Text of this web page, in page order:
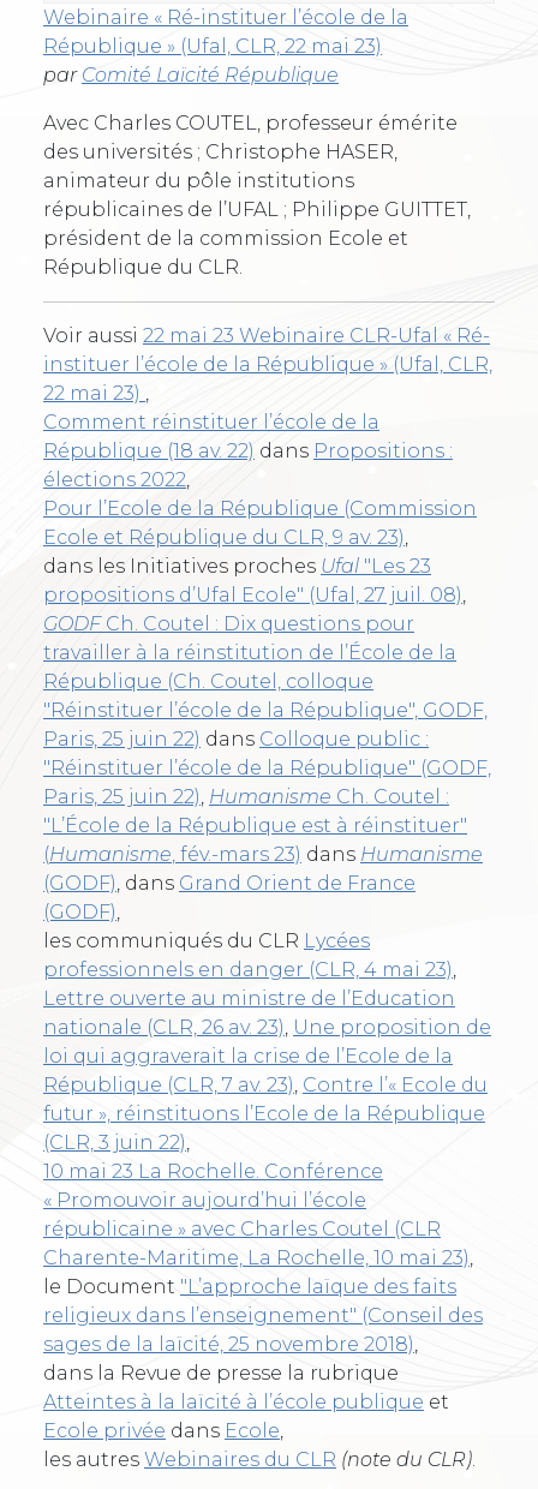
Webinaire « Ré-instituer l’école de la
République » (Ufal, CLR, 22 mai 23)
par Comité Laïcité République
Avec Charles COUTEL, professeur émérite
des universités ; Christophe HASER,
animateur du pôle institutions
républicaines de l’UFAL ; Philippe GUITTET,
président de la commission Ecole et
République du CLR.
Voir aussi 22 mai 23 Webinaire CLR-Ufal « Ré-
instituer l’école de la République » (Ufal, CLR,
22 mai 23) ,
Comment réinstituer l’école de la
République (18 av. 22) dans Propositions :
élections 2022,
Pour l’Ecole de la République (Commission
Ecole et République du CLR, 9 av. 23),
dans les Initiatives proches Ufal "Les 23
propositions d’Ufal Ecole" (Ufal, 27 juil. 08),
GODFCh. Coutel : Dix questions pour
travailler à la réinstitution de l’École de la
République (Ch. Coutel, colloque
"Réinstituer l’école de la République", GODF,
Paris, 25 juin 22) dans Colloque public :
"Réinstituer l’école de la République" (GODF,
Paris, 25 juin 22), Humanisme Ch. Coutel :
"L’École de la République est à réinstituer"
(Humanisme, fév.-mars 23) dans Humanisme
(GODF), dans Grand Orient de France
(GODF),
les communiqués du CLR Lycées
professionnels en danger (CLR, 4 mai 23),
Lettre ouverte au ministre de l’Education
nationale (CLR, 26 av. 23), Une proposition de
loi qui aggraverait la crise de l’Ecole de la
République (CLR, 7 av. 23), Contre l’« Ecole du
futur », réinstituons l’Ecole de la République
(CLR, 3 juin 22),
10 mai 23 La Rochelle. Conférence
« Promouvoir aujourd’hui l’école
républicaine » avec Charles Coutel (CLR
Charente-Maritime, La Rochelle, 10 mai 23),
le Document "L’approche laïque des faits
religieux dans l’enseignement" (Conseil des
sages de la laïcité, 25 novembre 2018),
dans la Revue de presse la rubrique
Atteintes à la laïcité à l’école publique et
Ecole privée dans Ecole,
les autres Webinaires du CLR (note du CLR).